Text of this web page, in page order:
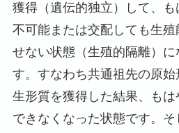
獲得（遺伝的独立）して、
不可能または交配しても生
せない状態（生殖的隔離）に
す。すなわち共通祖先の原
生形質を獲得した結果、も
できなくなった状態です。